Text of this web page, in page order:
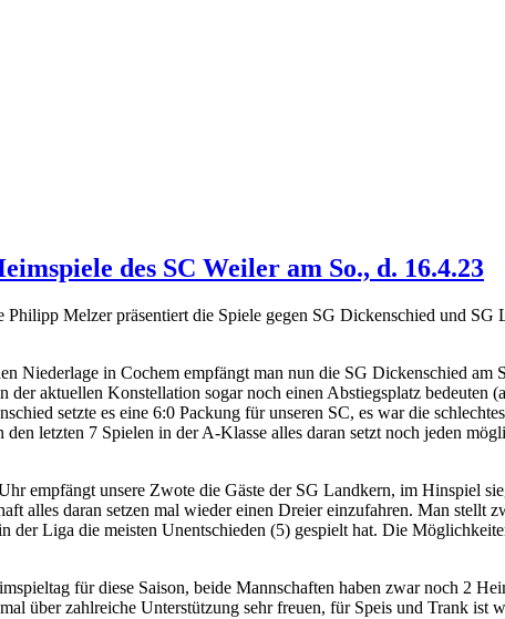
des SC Weiler am So., d. 16.4.23
Philipp Melzer präsentiert die Spiele gegen SG Dickenschied und SG
Niederlage in Cochem empfängt man nun die SG Dickenschied
der aktuellen Konstellation sogar noch einen Abstiegsplatz
setzte es eine 6:0 Packung für unseren SC, es war die
letzten 7 Spielen in der A-Klasse alles daran setzt noch jeden
empfängt unsere Zwote die Gäste der SG Landkern, im Hinspiel
alles daran setzen mal wieder einen Dreier einzufahren. Man
der Liga die meisten Unentschieden (5) gespielt hat. Die
für diese Saison, beide Mannschaften haben zwar noch 2
über zahlreiche Unterstützung sehr freuen, für Speis und Trank ist